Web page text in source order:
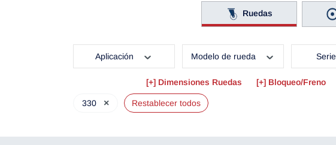
Ruedas
Aplicación Modelo de rueda Serie
Dimensiones Ruedas Bloqueo/Freno
330 × Restablecer todos